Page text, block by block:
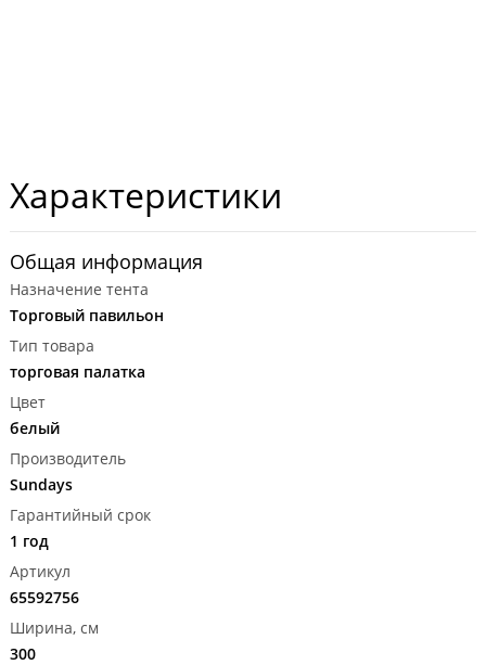
Характеристики
Общая информация
Назначение тента
Торговый павильон
Тип товара
торговая палатка
Цвет
белый
Производитель
Sundays
Гарантийный срок
1 год
Артикул
65592756
Ширина, см
300